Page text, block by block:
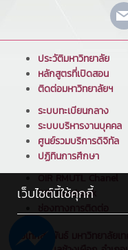
ประวัติมหาวิทยาลัย
หลักสูตรที่เปิดสอน
ติดต่อมหาวิทยาลัยฯ
ระบบทะเบียนกลาง
ระบบบริหารงานบุคคล
ศูนย์รวมบริการดิจิทัล
ปฏิทินการศึกษา
OIR Facebook
วิเทศสัมพันธ์ มหาวิทยาลัยเท
เว็บไซต์นี้ใช้คุกกี้